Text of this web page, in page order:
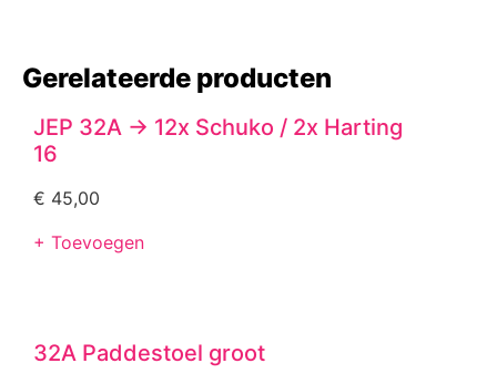
Gerelateerde producten
JEP 32A -> 12x Schuko / 2x Harting
16
€ 45,00
+ Toevoegen
32A Paddestoel groot